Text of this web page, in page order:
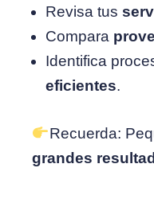
Revisa tus
Compara
Identifica
eficientes.
Recuerda:
grandes